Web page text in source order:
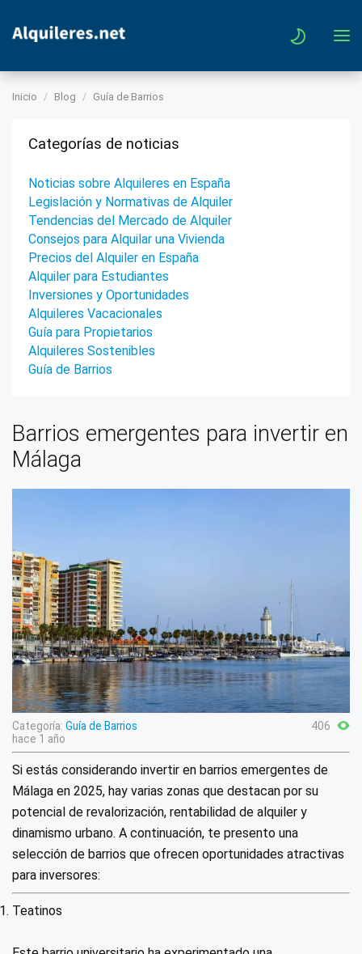
Inicio Blog Guía de Barrios
Categorías de noticias
Noticias sobre Alquileres en España
Legislación y Normativas de Alquiler
Tendencias del Mercado de Alquiler
Consejos para Alquilar una Vivienda
Precios del Alquiler en España
Alquiler para Estudiantes
Inversiones y Oportunidades
Alquileres Vacacionales
Guía para Propietarios
Alquileres Sostenibles
Guía de Barrios
Barrios emergentes para invertir en
Málaga
Categoría: Guía de Barrios
406
hace 1 año
Si estás considerando invertir en barrios emergentes de
Málaga en 2025, hay varias zonas que destacan por su
potencial de revalorización, rentabilidad de alquiler y
dinamismo urbano. A continuación, te presento una
selección de barrios que ofrecen oportunidades atractivas
para inversores:
Teatinos